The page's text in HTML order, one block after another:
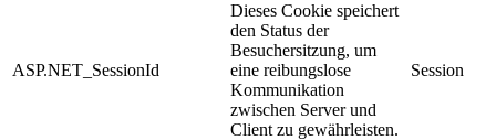
ASP.NET_SessionId
Dieses Cookie speichert
den Status der
Besuchersitzung, um
eine reibungslose
Kommunikation
zwischen Server und
Client zu gewährleisten.
Session